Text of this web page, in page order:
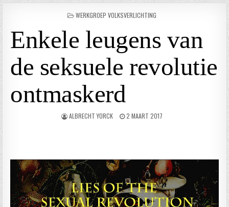
GEPLAATST
WERKGROEP VOLKSVERLICHTING
Enkele leugens van
de seksuele revolutie
ontmaskerd
ALBRECHT YORCK 2 MAART 2017